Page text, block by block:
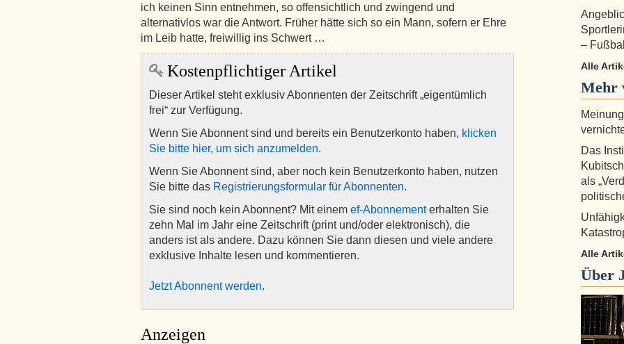
ich keinen Sinn entnehmen, so offensichtlich und zwingend und
alternativlos war die Antwort. Früher hätte sich so ein Mann, sofern er Ehre
im Leib hatte, freiwillig ins Schwert …
Kostenpflichtiger Artikel
Dieser Artikel steht exklusiv Abonnenten der Zeitschrift „eigentümlich
frei“ zur Verfügung.
Wenn Sie Abonnent sind und bereits ein Benutzerkonto haben, klicken
Sie bitte hier, um sich anzumelden.
Wenn Sie Abonnent sind, aber noch kein Benutzerkonto haben, nutzen
Sie bitte das Registrierungsformular für Abonnenten.
Sie sind noch kein Abonnent? Mit einem ef-Abonnementerhalten Sie
zehn Mal im Jahr eine Zeitschrift (print und/oder elektronisch), die
anders ist als andere. Dazu können Sie dann diesen und viele andere
exklusive Inhalte lesen und kommentieren.
Jetzt Abonnent werden.
Anzeigen
–
Alle
Mehr
Das
als
Alle
Über